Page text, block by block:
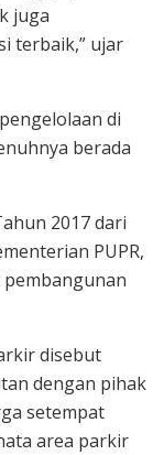
juga
terbaik,” ujar
di
berada
2017 dari
PUPR,
disebut
dengan pihak
setempat
area parkir